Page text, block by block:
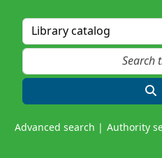
Advanced search Authority